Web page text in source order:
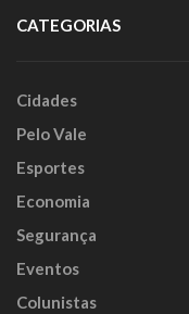
CATEGORIAS
Cidades
Pelo Vale
Esportes
Economia
Segurança
Eventos
Colunistas